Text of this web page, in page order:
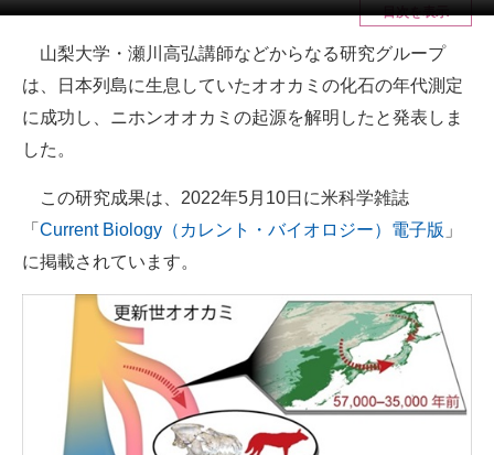
注目記事を集めた総合ページ
ITの今と未来を見通す
スマホと通信の最新トレンド
進化するPCとデバイスの未来
好きが集まる 比べて選べる
ビジネスと働き方のヒント
AI活用のいまが分かる
企業ITのトレンドを詳説
経営リーダーのコミュニティ
マーケ×ITの今がよく分かる
目次を表示
山梨大学・瀬川高弘講師などからなる研究グループ
は、日本列島に生息していたオオカミの化石の年代測定
に成功し、ニホンオオカミの起源を解明したと発表しま
した。
この研究成果は、2022年5月10日に米科学雑誌
「 Current Biology（カレント・バイオロジー）電子版 」
に掲載されています。